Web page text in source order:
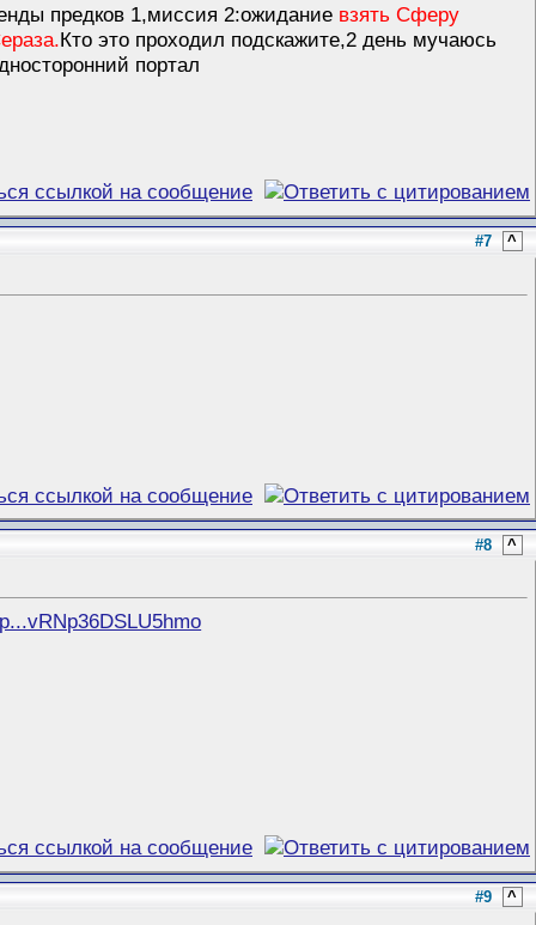
предков 1,миссия 2:ожидание взять Сферу
Кто это проходил подскажите,2 день мучаюсь
портал
#7 ^
#8 ^
#9 ^